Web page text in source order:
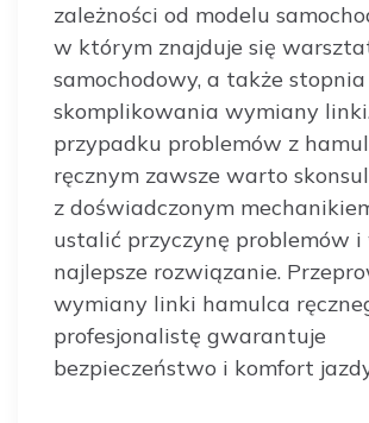
zależności od modelu
w którym znajduje się
samochodowy, a także stopnia
skomplikowania wymiany
przypadku problemów z
ręcznym zawsze warto
z doświadczonym
ustalić przyczynę problemów
najlepsze rozwiązanie.
wymiany linki hamulca
profesjonalistę gwarantuje
bezpieczeństwo i komfort